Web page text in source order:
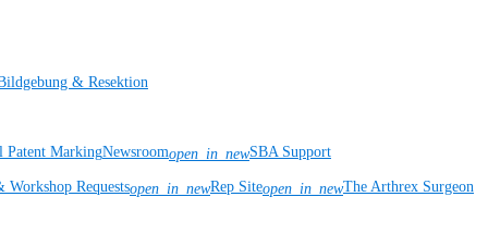
& Resektion
Patent MarkingNewsroomopen_in_newSBA Support
Requestsopen_in_newRep Siteopen_in_newThe Arthrex Surgeon